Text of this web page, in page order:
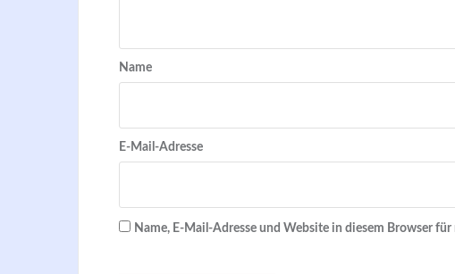
Name
E-Mail-Adresse
Name, E-Mail-Adresse und Website in diesem Browser